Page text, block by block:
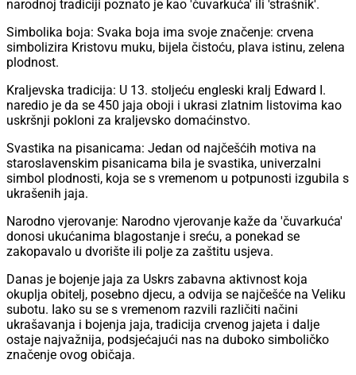
narodnoj tradiciji poznato je kao 'čuvarkuća' ili 'strašnik'.
Simbolika boja: Svaka boja ima svoje značenje: crvena
simbolizira Kristovu muku, bijela čistoću, plava istinu, zelena
plodnost.
Kraljevska tradicija: U 13. stoljeću engleski kralj Edward I.
naredio je da se 450 jaja oboji i ukrasi zlatnim listovima kao
uskršnji pokloni za kraljevsko domaćinstvo.
Svastika na pisanicama: Jedan od najčešćih motiva na
staroslavenskim pisanicama bila je svastika, univerzalni
simbol plodnosti, koja se s vremenom u potpunosti izgubila s
ukrašenih jaja.
Narodno vjerovanje: Narodno vjerovanje kaže da 'čuvarkuća'
donosi ukućanima blagostanje i sreću, a ponekad se
zakopavalo u dvorište ili polje za zaštitu usjeva.
Danas je bojenje jaja za Uskrs zabavna aktivnost koja
okuplja obitelj, posebno djecu, a odvija se najčešće na Veliku
subotu. Iako su se s vremenom razvili različiti načini
ukrašavanja i bojenja jaja, tradicija crvenog jajeta i dalje
ostaje najvažnija, podsjećajući nas na duboko simboličko
značenje ovog običaja.